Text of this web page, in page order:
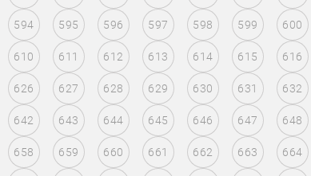
594 595 596 597 598 599 600
610 611 612 613 614 615 616
626 627 628 629 630 631 632
642 643 644 645 646 647 648
658 659 660 661 662 663 664